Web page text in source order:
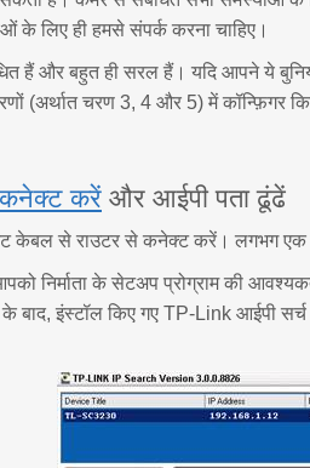
लिए ही हमसे संपर्क करना चाहिए।
हैं और बहुत ही सरल हैं। यदि आपने ये
(अर्थात चरण 3, 4 और 5) में कॉन्फ़िगर
करें और आईपी पता ढूंढें
से राउटर से कनेक्ट करें। लगभग एक
निर्माता के सेटअप प्रोग्राम की
बाद, इंस्टॉल किए गए TP-Link आईपी